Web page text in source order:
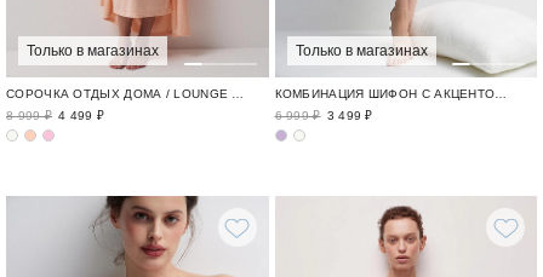
Только в магазинах
8 999 ₽ 4 499 ₽
Только в магазинах
6 999 ₽ 3 499 ₽